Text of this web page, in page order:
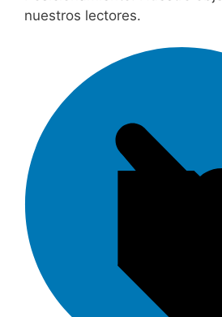
nuestros lectores.